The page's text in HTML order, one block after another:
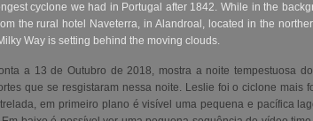
cyclone we had in Portugal after 1842. While in the
the rural hotel Naveterra, in Alandroal, located in the
Way is setting behind the moving clouds.
a 13 de Outubro de 2018, mostra a noite tempestuosa
que se resgistaram nessa noite. Leslie foi o ciclone mais
em primeiro plano é visível uma pequena e pacífica